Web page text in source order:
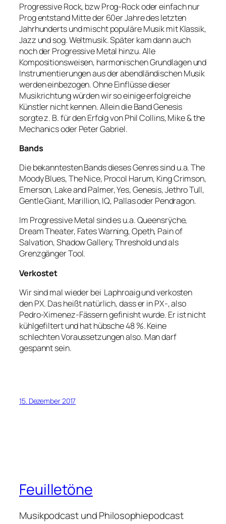
Progressive Rock, bzw Prog-Rock oder einfach nur
Prog entstand Mitte der 60er Jahre des letzten
Jahrhunderts und mischt populäre Musik mit Klassik,
Jazz und sog. Weltmusik. Später kam dann auch
noch der Progressive Metal hinzu. Alle
Kompositionsweisen, harmonischen Grundlagen und
Instrumentierungen aus der abendländischen Musik
werden einbezogen. Ohne Einflüsse dieser
Musikrichtung würden wir so einige erfolgreiche
Künstler nicht kennen. Allein die Band Genesis
sorgte z. B. für den Erfolg von Phil Collins, Mike & the
Mechanics oder Peter Gabriel.
Bands
Die bekanntesten Bands dieses Genres sind u.a. The
Moody Blues, The Nice, Procol Harum, King Crimson,
Emerson, Lake and Palmer, Yes, Genesis, Jethro Tull,
Gentle Giant, Marillion, IQ, Pallas oder Pendragon.
Im Progressive Metal sind es u.a. Queensrÿche,
Dream Theater, Fates Warning, Opeth, Pain of
Salvation, Shadow Gallery, Threshold und als
Grenzgänger Tool.
Verkostet
Wir sind mal wieder bei Laphroaig und verkosten
den PX. Das heißt natürlich, dass er in PX-, also
Pedro-Ximenez-Fässern gefinisht wurde. Er ist nicht
kühlgefiltert und hat hübsche 48 %. Keine
schlechten Voraussetzungen also. Man darf
gespannt sein.
15. Dezember 2017
Feuilletöne
Musikpodcast und Philosophiepodcast